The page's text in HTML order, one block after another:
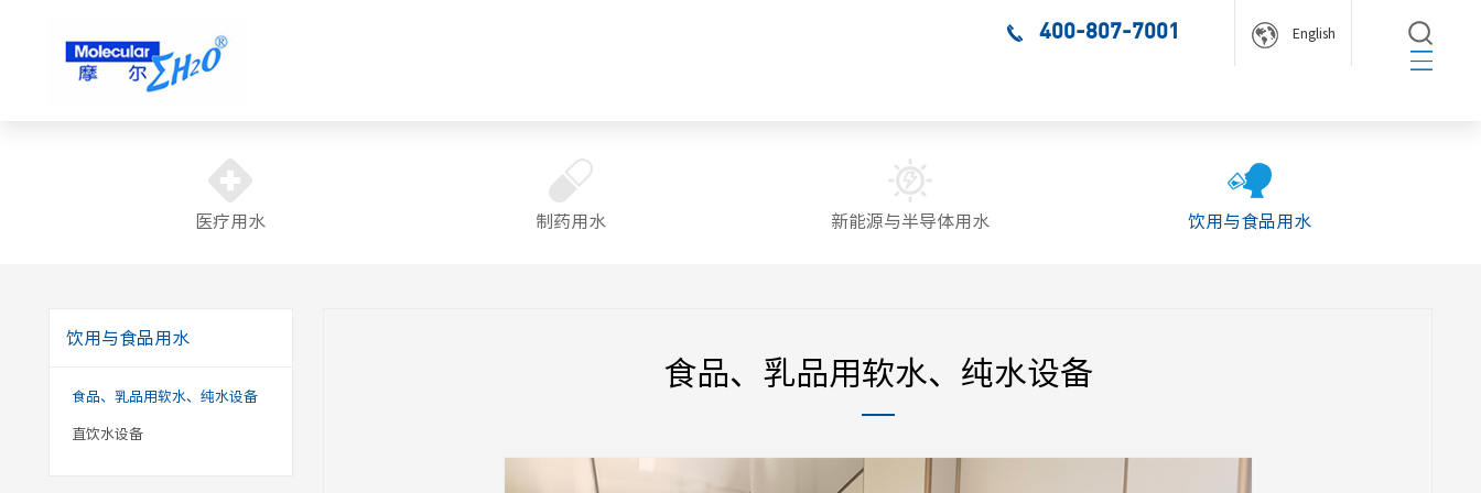
400-807-7001 English
医疗用水 制药用水 新能源与半导体用水 饮用与食品用水
饮用与食品用水
食品、乳品用软水、纯水设备
直饮水设备
食品、乳品用软水、纯水设备